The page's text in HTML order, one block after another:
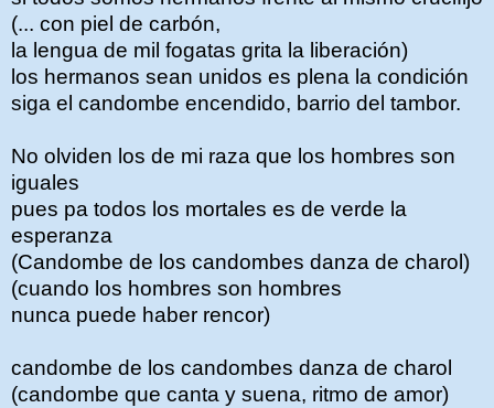
(... con piel de carbón,
la lengua de mil fogatas grita la liberación)
los hermanos sean unidos es plena la condición
siga el candombe encendido, barrio del tambor.
No olviden los de mi raza que los hombres son
iguales
pues pa todos los mortales es de verde la
esperanza
(Candombe de los candombes danza de charol)
(cuando los hombres son hombres
nunca puede haber rencor)
candombe de los candombes danza de charol
(candombe que canta y suena, ritmo de amor)